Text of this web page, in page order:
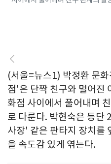
(서울=뉴스1) 박정환 문
점'은 단짝 친구와 멀어진
화점 사이에서 풀어내며
로 다룬다. 박현숙은 등
사장' 같은 판타지 장치를
을 속도감 있게 엮는다.